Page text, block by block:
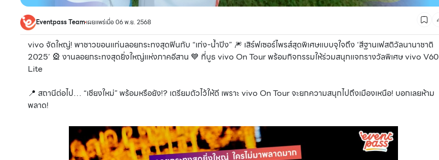
Eventpass Teamเผยแพร่เมื่อ 06 พ.ย. 2568
vivo จัดใหญ่! พาชาวขอนแก่นลอยกระทงสุดฟินกับ “เก่ง-น้ำปิง” 🎆 เสิร์ฟเซอร์ไพรส์สุดพิเศษแบบจุใจถึง ‘สีฐานเฟสติวัลนานาชาติ
2025’ 🎡 งานลอยกระทงสุดยิ่งใหญ่แห่งภาคอีสาน 💙 ที่บูธ vivo On Tour พร้อมกิจกรรมให้ร่วมสนุกแจกรางวัลพิเศษ vivo V60
Lite
📍 สถานีต่อไป… “เชียงใหม่” พร้อมหรือยัง!? เตรียมตัวไว้ให้ดี เพราะ vivo On Tour จะยกความสนุกไปถึงเมืองเหนือ! บอกเลยห้าม
พลาด!